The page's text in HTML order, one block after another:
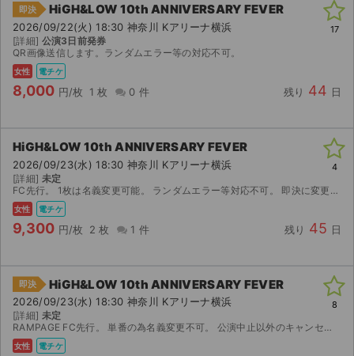
サイト情報
チケットジャム運営会社
プライバシーポリシー
特定商取引法に基づく表記
即決 HiGH&LOW 10th ANNIVERSARY FEVER
2026/09/22(火) 18:30 神奈川 Kアリーナ横浜
[詳細] 公演3日前発券
QR画像送信します。ランダムエラー等の対応不可。
女性 電チケ
8,000 円/枚 1 枚 0 件 残り 44 日
17
HiGH&LOW 10th ANNIVERSARY FEVER
2026/09/23(水) 18:30 神奈川 Kアリーナ横浜
[詳細] 未定
FC先行。 1枚は名義変更可能。 ランダムエラー等対応不可。 即決に変更しますので購入の際はコメントお願いします。
女性 電チケ
9,300 円/枚 2 枚 1 件 残り 45 日
4
即決 HiGH&LOW 10th ANNIVERSARY FEVER
2026/09/23(水) 18:30 神奈川 Kアリーナ横浜
[詳細] 未定
RAMPAGE FC先行。 単番の為名義変更不可。 公演中止以外のキャンセル返金不可です。
女性 電チケ
8